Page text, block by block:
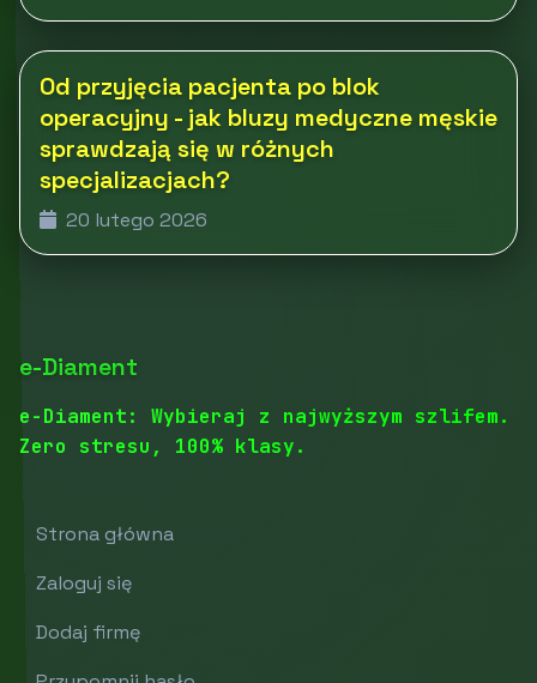
Od przyjęcia pacjenta po blok
operacyjny - jak bluzy medyczne męskie
sprawdzają się w różnych
specjalizacjach?
20 lutego 2026
e-Diament
e-Diament: Wybieraj z najwyższym szlifem.
Zero stresu, 100% klasy.
Strona główna
Zaloguj się
Dodaj firmę